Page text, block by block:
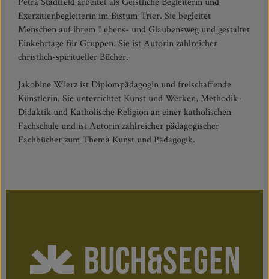
Exerzitienbegleiterin im Bistum Trier. Sie begleitet
Menschen auf ihrem Lebens- und Glaubensweg und gestaltet
Einkehrtage für Gruppen. Sie ist Autorin zahlreicher
christlich-spiritueller Bücher.
Jakobine Wierz ist Diplompädagogin und freischaffende
Künstlerin. Sie unterrichtet Kunst und Werken, Methodik-
Didaktik und Katholische Religion an einer katholischen
Fachschule und ist Autorin zahlreicher pädagogischer
Fachbücher zum Thema Kunst und Pädagogik.